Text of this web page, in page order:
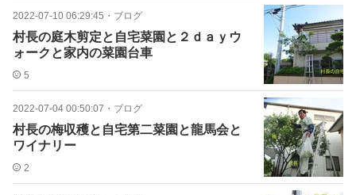
2022-07-10 06:29:45 ・ ブログ
村長の庭木剪定と自宅菜園と２ｄａｙウ
ォークと家内の菜園台車
5
2022-07-04 00:50:07 ・ ブログ
村長の梅収穫と自宅第二菜園と龍馬会と
ワイナリー
2